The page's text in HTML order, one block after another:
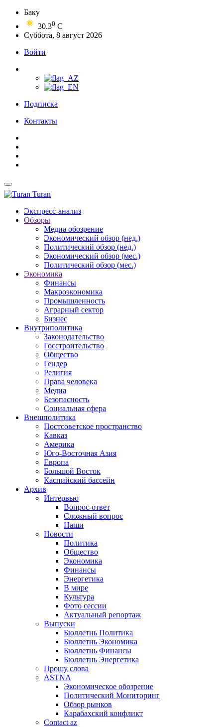
Баку
30.30 C
Суббота, 8 август 2026
Войти
Подписка
Контакты
Turan
Экспресс-анализ
Обзоры
Медиа обозрение
Экономический обзор (нед.)
Политический обзор (нед.)
Экономический обзор (мес.)
Политический обзор (мес.)
Экономика
Финансы
Макроэкономика
Промышленность
Аграрный сектор
Бизнес
Внутриполитика
Законодательство
Госстроительство
Общество
Гендер
Религия
Права человека
Медиа
Безопасность
Социальная сфера
Внешполитика
Постсоветское пространство
Кавказ
Америка
Юго-Восточная Азия
Европа
Большой Восток
Каспийский бассейн
Архив
Интервью
Вопрос-ответ
Сложный вопрос
Наши
Новости
Политика
Общество
Экономика
Финансы
Энергетика
В мире
Культура
Фото сессии
Актуальный репортаж
Выпуски
Бюллетнь Политика
Бюллетнь Экономика
Бюллетнь Финансы
Бюллетнь Энергетика
Прошу слова
ASTNA
Экономическое обозрение
Политический Мониторинг
Обзор рынков
Карабахский конфликт
Contact az